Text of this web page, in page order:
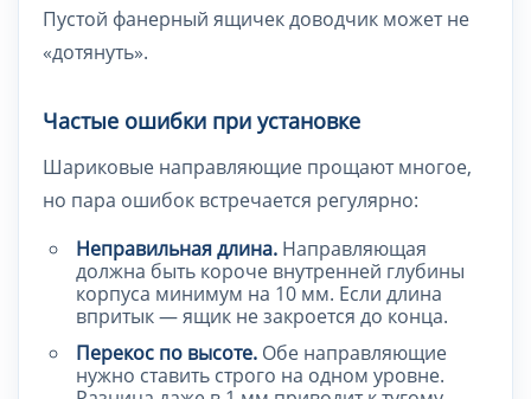
Пустой фанерный ящичек доводчик может не
«дотянуть».
Частые ошибки при установке
Шариковые направляющие прощают многое,
но пара ошибок встречается регулярно:
Неправильная длина. Направляющая
должна быть короче внутренней глубины
корпуса минимум на 10 мм. Если длина
впритык — ящик не закроется до конца.
Перекос по высоте. Обе направляющие
нужно ставить строго на одном уровне.